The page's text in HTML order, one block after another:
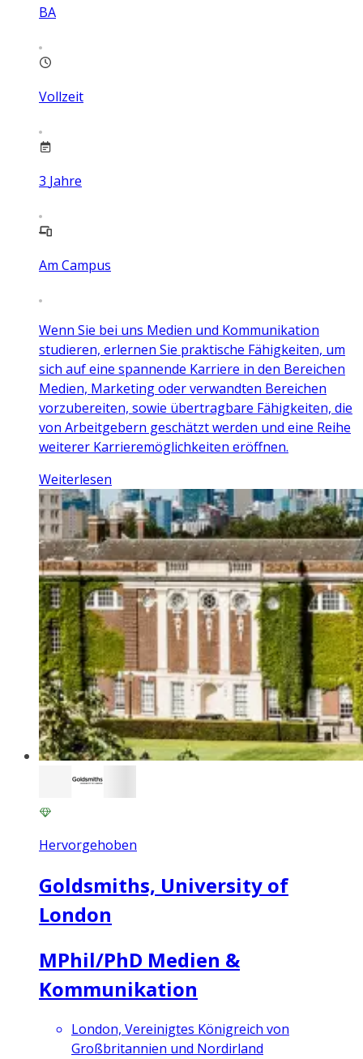
BA
Vollzeit
3 Jahre
Am Campus
Wenn Sie bei uns Medien und Kommunikation
studieren, erlernen Sie praktische Fähigkeiten, um
sich auf eine spannende Karriere in den Bereichen
Medien, Marketing oder verwandten Bereichen
vorzubereiten, sowie übertragbare Fähigkeiten, die
von Arbeitgebern geschätzt werden und eine Reihe
weiterer Karrieremöglichkeiten eröffnen.
Weiterlesen
Hervorgehoben
Goldsmiths, University of
London
MPhil/PhD Medien &
Kommunikation
London, Vereinigtes Königreich von
Großbritannien und Nordirland